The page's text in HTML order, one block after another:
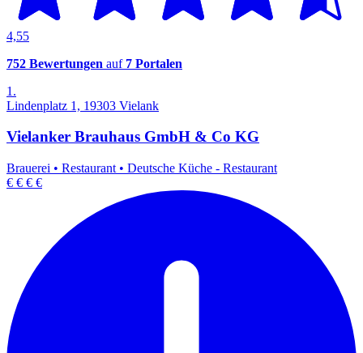
4,55
752 Bewertungen auf 7 Portalen
1.
Lindenplatz 1, 19303 Vielank
Vielanker Brauhaus GmbH & Co KG
Brauerei • Restaurant • Deutsche Küche - Restaurant
€ € € €